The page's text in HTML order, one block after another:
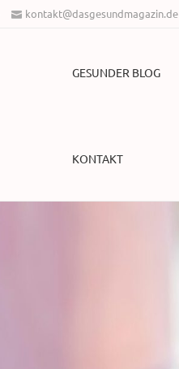
kontakt@dasgesundmagazin.de
GESUNDER BLOG
KONTAKT